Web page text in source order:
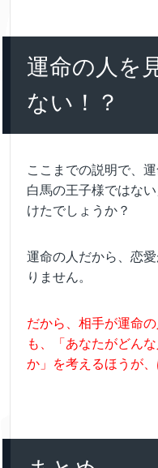
運命の人を
ない！？
ここまでの説明で、
白馬の王子様ではな
けたでしょうか？
運命の人だから、恋
りません。
だから、相手が運命
も、「あなたがどん
か」を考えるほうが